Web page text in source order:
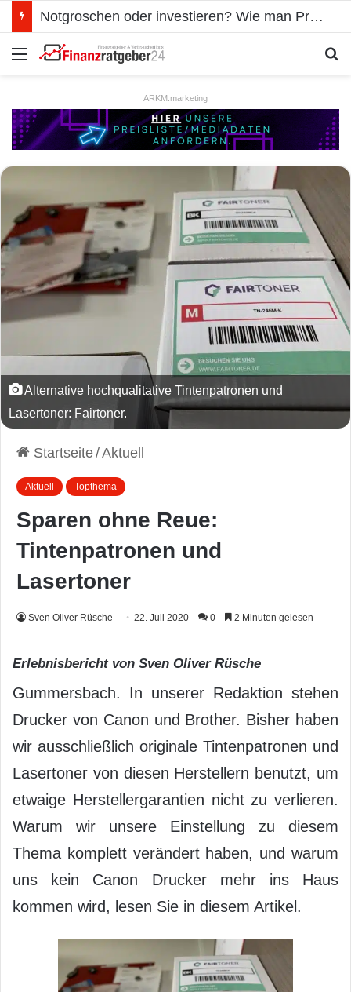
Notgroschen oder investieren? Wie man Prioritäten im eigenen Finanzplan setzt
Menü
ARKM.marketing
Alternative hochqualitative Tintenpatronen und
Lasertoner: Fairtoner.
Startseite/Aktuell
Aktuell Topthema
Sparen ohne Reue:
Tintenpatronen und
Lasertoner
Sven Oliver Rüsche 22. Juli 2020 0 2 Minuten gelesen
Erlebnisbericht von Sven Oliver Rüsche
Gummersbach. In unserer Redaktion stehen
Drucker von Canon und Brother. Bisher haben
wir ausschließlich originale Tintenpatronen und
Lasertoner von diesen Herstellern benutzt, um
etwaige Herstellergarantien nicht zu verlieren.
Warum wir unsere Einstellung zu diesem
Thema komplett verändert haben, und warum
uns kein Canon Drucker mehr ins Haus
kommen wird, lesen Sie in diesem Artikel.